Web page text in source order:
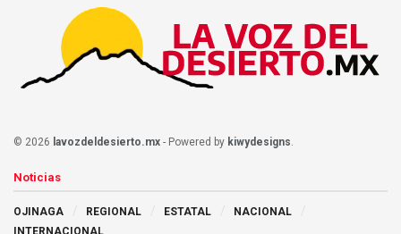
© 2026 lavozdeldesierto.mx - Powered by kiwydesigns
Noticias
OJINAGA REGIONAL ESTATAL
NACIONAL
INTERNACIONAL